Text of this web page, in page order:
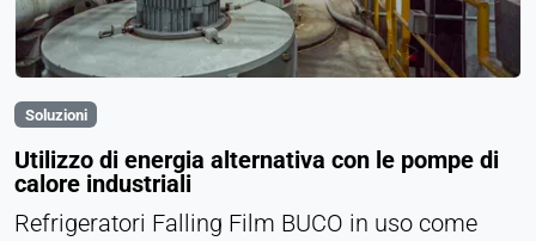
Soluzioni
Utilizzo di energia alternativa con le pompe di
calore industriali
Refrigeratori Falling Film BUCO in uso come